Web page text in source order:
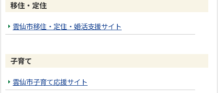
移住・定住
雲仙市移住・定住・婚活支援サイト
子育て
雲仙市子育て応援サイト